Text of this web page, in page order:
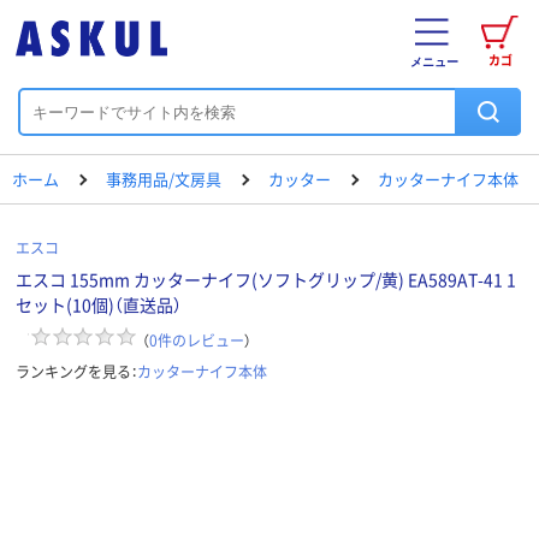
カゴ
メニュー
ホーム 事務用品/文房具 カッター カッターナイフ本体
エスコ
エスコ 155mm カッターナイフ(ソフトグリップ/黄) EA589AT-41 1
セット(10個)（直送品）
（0件のレビュー）
ランキングを見る：カッターナイフ本体